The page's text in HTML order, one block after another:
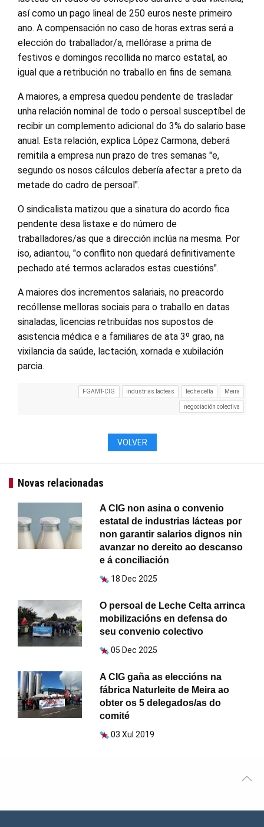
así como un pago lineal de 250 euros neste primeiro
ano. A compensación no caso de horas extras será a
elección do traballador/a, mellórase a prima de
festivos e domingos recollida no marco estatal, ao
igual que a retribución no traballo en fins de semana.
A maiores, a empresa quedou pendente de trasladar
unha relación nominal de todo o persoal susceptíbel de
recibir un complemento adicional do 3% do salario base
anual. Esta relación, explica López Carmona, deberá
remitila a empresa nun prazo de tres semanas "e,
segundo os nosos cálculos debería afectar a preto da
metade do cadro de persoal".
O sindicalista matizou que a sinatura do acordo fica
pendente desa listaxe e do número de
traballadores/as que a dirección inclúa na mesma. Por
iso, adiantou, "o conflito non quedará definitivamente
pechado até termos aclarados estas cuestións".
A maiores dos incrementos salariais, no preacordo
recóllense melloras sociais para o traballo en datas
sinaladas, licencias retribuídas nos supostos de
asistencia médica e a familiares de ata 3º grao, na
vixilancia da saúde, lactación, xornada e xubilación
parcia.
FGAMT-CIG industrias lacteas leche celta Meira
negociación colectiva
VOLVER
Novas relacionadas
A CIG non asina o convenio
estatal de industrias lácteas por
non garantir salarios dignos nin
avanzar no dereito ao descanso
e á conciliación
18 Dec 2025
O persoal de Leche Celta arrinca
mobilizacións en defensa do
seu convenio colectivo
05 Dec 2025
A CIG gaña as eleccións na
fábrica Naturleite de Meira ao
obter os 5 delegados/as do
comité
03 Xul 2019